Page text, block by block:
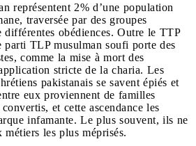
représentent 2% d’une population
traversée par des groupes
différentes obédiences. Outre le TTP
parti TLP musulman soufi porte des
comme la mise à mort des
stricte de la charia. Les
pakistanais se savent épiés et
eux proviennent de familles
et cette ascendance les
infamante. Le plus souvent, ils ne
métiers les plus méprisés.